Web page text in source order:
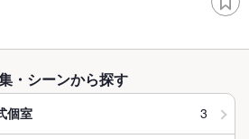
・シーンから探す
個室 3